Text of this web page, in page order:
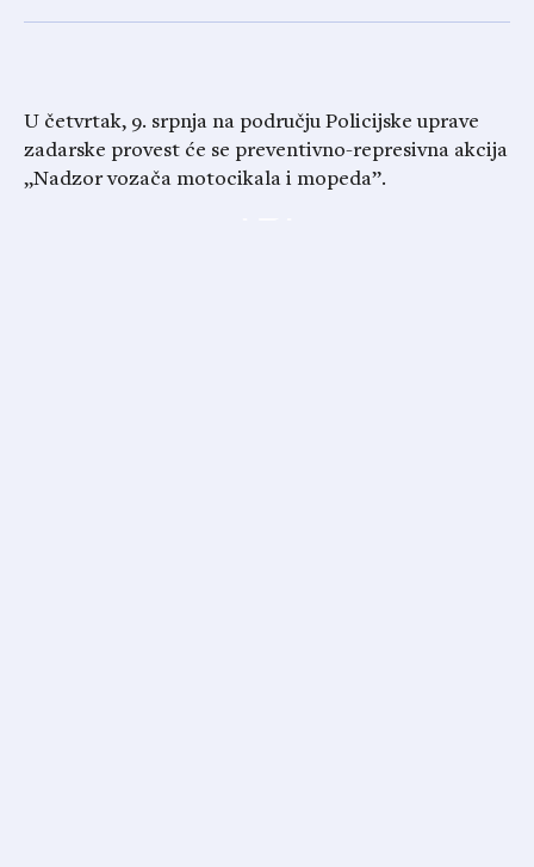
U četvrtak, 9. srpnja na području Policijske uprave
zadarske provest će se preventivno-represivna akcija
„Nadzor vozača motocikala i mopeda”.